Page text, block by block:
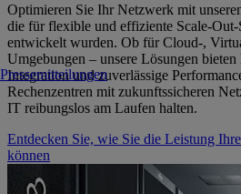
Pressemitteilungen
Optimieren Sie Ihr Netzwerk mit
die für flexible und effiziente Scale-
entwickelt wurden. Ob für Cloud-,
Umgebungen – unsere Lösungen
Integration und zuverlässige
Rechenzentren mit zukunftssicheren
IT reibungslos am Laufen halten.
Entdecken Sie, wie Sie die Leistung
können